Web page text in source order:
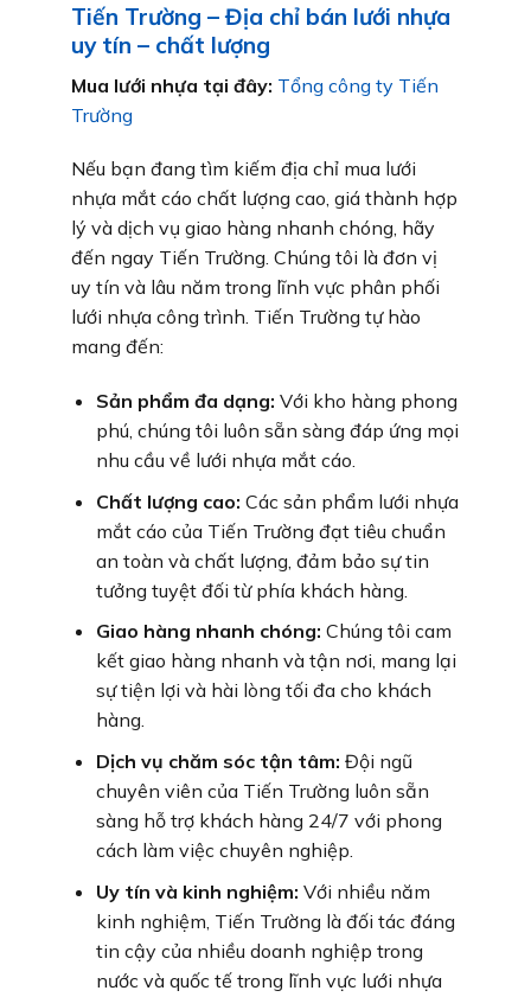
Tiến Trường – Địa chỉ bán lưới nhựa
uy tín – chất lượng
Mua lưới nhựa tại đây: Tổng công ty Tiến
Trường
Nếu bạn đang tìm kiếm địa chỉ mua lưới
nhựa mắt cáo chất lượng cao, giá thành hợp
lý và dịch vụ giao hàng nhanh chóng, hãy
đến ngay Tiến Trường. Chúng tôi là đơn vị
uy tín và lâu năm trong lĩnh vực phân phối
lưới nhựa công trình. Tiến Trường tự hào
mang đến:
Sản phẩm đa dạng: Với kho hàng phong
phú, chúng tôi luôn sẵn sàng đáp ứng mọi
nhu cầu về lưới nhựa mắt cáo.
Chất lượng cao: Các sản phẩm lưới nhựa
mắt cáo của Tiến Trường đạt tiêu chuẩn
an toàn và chất lượng, đảm bảo sự tin
tưởng tuyệt đối từ phía khách hàng.
Giao hàng nhanh chóng: Chúng tôi cam
kết giao hàng nhanh và tận nơi, mang lại
sự tiện lợi và hài lòng tối đa cho khách
hàng.
Dịch vụ chăm sóc tận tâm: Đội ngũ
chuyên viên của Tiến Trường luôn sẵn
sàng hỗ trợ khách hàng 24/7 với phong
cách làm việc chuyên nghiệp.
Uy tín và kinh nghiệm: Với nhiều năm
kinh nghiệm, Tiến Trường là đối tác đáng
tin cậy của nhiều doanh nghiệp trong
nước và quốc tế trong lĩnh vực lưới nhựa